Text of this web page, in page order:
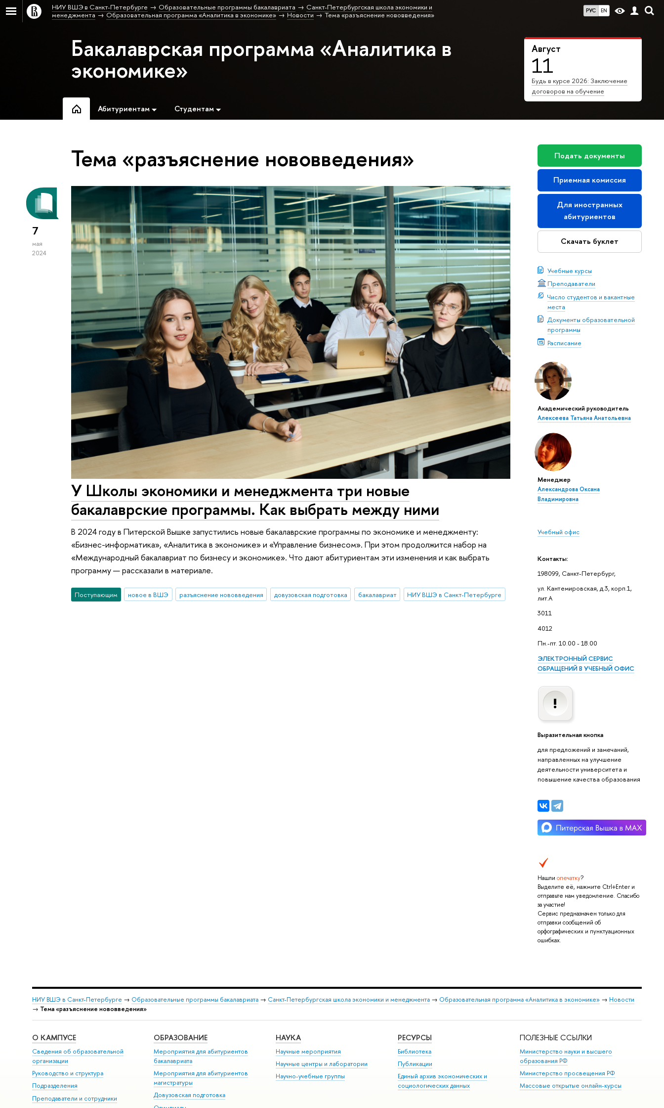
РУС EN
НИУ ВШЭ в Санкт-Петербурге Образовательные программы бакалавриата
Санкт-Петербургская школа экономики и
менеджмента
Образовательная программа «Аналитика в экономике» Новости Тема «разъяснение нововведения»
Август
11
Будь в курсе 2026: Заключение
договоров на обучение
Бакалаврская программа «Аналитика в
экономике»
Абитуриентам Студентам
Подать документы
Приемная комиссия
Для иностранных
абитуриентов
Скачать буклет
Учебные курсы
Преподаватели
Число студентов и вакантные
места
Документы образовательной
программы
Расписание
Академический руководитель
Алексеева Татьяна Анатольевна
Менеджер
Александрова Оксана
Владимировна
Учебный офис
Контакты:
198099, Санкт-Петербург,
ул. Кантемировская, д.3, корп.1,
лит.А
3011
4012
Пн.-пт. 10.00 - 18.00
ЭЛЕКТРОННЫЙ СЕРВИС
ОБРАЩЕНИЙ В УЧЕБНЫЙ ОФИС
Выразительная кнопка
для предложений и замечаний,
направленных на улучшение
деятельности университета и
повышение качества образования
Нашли опечатку?
Выделите её, нажмите Ctrl+Enter и
отправьте нам уведомление. Спасибо
за участие!
Сервис предназначен только для
отправки сообщений об
орфографических и пунктуационных
ошибках.
Тема «разъяснение нововведения»
7
мая
2024
У Школы экономики и менеджмента три новые
бакалаврские программы. Как выбрать между ними
В 2024 году в Питерской Вышке запустились новые бакалаврские программы по экономике и менеджменту:
«Бизнес-информатика», «Аналитика в экономике» и «Управление бизнесом». При этом продолжится набор на
«Международный бакалавриат по бизнесу и экономике». Что дают абитуриентам эти изменения и как выбрать
программу — рассказали в материале.
Поступающим новое в ВШЭ разъяснение нововведения довузовская подготовка бакалавриат НИУ ВШЭ в Санкт-Петербурге
НИУ ВШЭ в Санкт-Петербурге → Образовательные программы бакалавриата→ Санкт-Петербургская школа экономики и менеджмента→ Образовательная программа «Аналитика в экономике» → Новости
→ Тема «разъяснение нововведения»
О КАМПУСЕ
Сведения об образовательной
организации
Руководство и структура
Подразделения
Преподаватели и сотрудники
ОБРАЗОВАНИЕ
Мероприятия для абитуриентов
бакалавриата
Мероприятия для абитуриентов
магистратуры
Довузовская подготовка
НАУКА
Научные мероприятия
Научные центры и лаборатории
Научно-учебные группы
РЕСУРСЫ
Библиотека
Публикации
Единый архив экономических и
социологических данных
ПОЛЕЗНЫЕ ССЫЛКИ
Министерство науки и высшего
образования РФ
Министерство просвещения РФ
Массовые открытые онлайн-курсы